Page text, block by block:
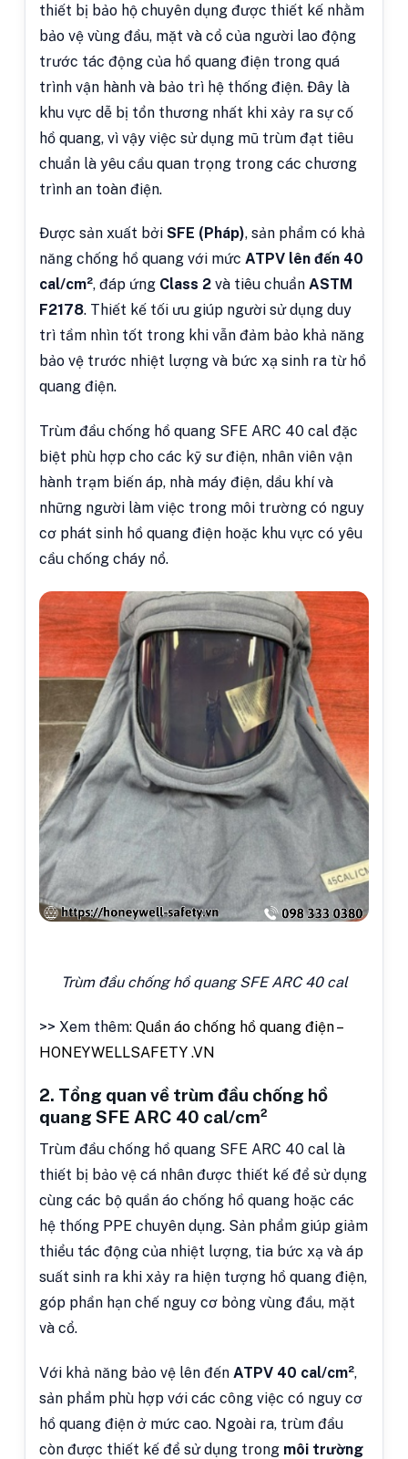
thiết bị bảo hộ chuyên dụng được thiết kế nhằm
bảo vệ vùng đầu, mặt và cổ của người lao động
trước tác động của hồ quang điện trong quá
trình vận hành và bảo trì hệ thống điện. Đây là
khu vực dễ bị tổn thương nhất khi xảy ra sự cố
hồ quang, vì vậy việc sử dụng mũ trùm đạt tiêu
chuẩn là yêu cầu quan trọng trong các chương
trình an toàn điện.
Được sản xuất bởi SFE (Pháp), sản phẩm có khả
năng chống hồ quang với mức ATPV lên đến 40
cal/cm², đáp ứng Class 2 và tiêu chuẩn ASTM
F2178. Thiết kế tối ưu giúp người sử dụng duy
trì tầm nhìn tốt trong khi vẫn đảm bảo khả năng
bảo vệ trước nhiệt lượng và bức xạ sinh ra từ hồ
quang điện.
Trùm đầu chống hồ quang SFE ARC 40 cal đặc
biệt phù hợp cho các kỹ sư điện, nhân viên vận
hành trạm biến áp, nhà máy điện, dầu khí và
những người làm việc trong môi trường có nguy
cơ phát sinh hồ quang điện hoặc khu vực có yêu
cầu chống cháy nổ.
Trùm đầu chống hồ quang SFE ARC 40 cal
>> Xem thêm: Quần áo chống hồ quang điện –
HONEYWELLSAFETY .VN
2. Tổng quan về trùm đầu chống hồ
quang SFE ARC 40 cal/cm²
Trùm đầu chống hồ quang SFE ARC 40 cal là
thiết bị bảo vệ cá nhân được thiết kế để sử dụng
cùng các bộ quần áo chống hồ quang hoặc các
hệ thống PPE chuyên dụng. Sản phẩm giúp giảm
thiểu tác động của nhiệt lượng, tia bức xạ và áp
suất sinh ra khi xảy ra hiện tượng hồ quang điện,
góp phần hạn chế nguy cơ bỏng vùng đầu, mặt
và cổ.
Với khả năng bảo vệ lên đến ATPV 40 cal/cm²,
sản phẩm phù hợp với các công việc có nguy cơ
hồ quang điện ở mức cao. Ngoài ra, trùm đầu
còn được thiết kế để sử dụng trong môi trường